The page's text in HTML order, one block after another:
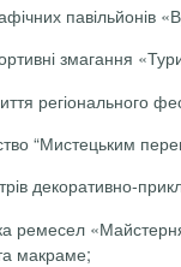
павільйонів
змагання
регіонального
“Мистецьким
декоративно-
ремесел
макраме;